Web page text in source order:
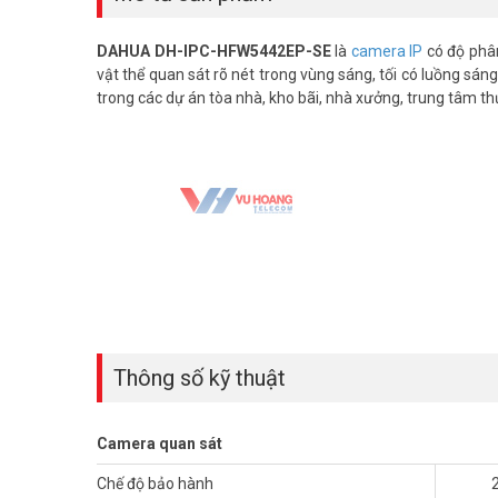
DAHUA DH-IPC-HFW5442EP-SElà camera IP có độ
vật thể quan sát rõ nét trong vùng sáng, tối có luồng
trong các dự án tòa nhà, kho bãi, nhà xưởng, trung tâm
Thông số kỹ thuật
Camera quan sát
Chế độ bảo hành